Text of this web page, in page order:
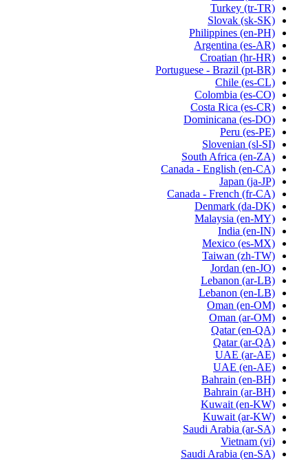
Turkey (tr-TR)
Slovak (sk-SK)
Philippines (en-PH)
Argentina (es-AR)
Croatian (hr-HR)
Portuguese - Brazil (pt-BR)
Chile (es-CL)
Colombia (es-CO)
Costa Rica (es-CR)
Dominicana (es-DO)
Peru (es-PE)
Slovenian (sl-SI)
South Africa (en-ZA)
Canada - English (en-CA)
Japan (ja-JP)
Canada - French (fr-CA)
Denmark (da-DK)
Malaysia (en-MY)
India (en-IN)
Mexico (es-MX)
Taiwan (zh-TW)
Jordan (en-JO)
Lebanon (ar-LB)
Lebanon (en-LB)
Oman (en-OM)
Oman (ar-OM)
Qatar (en-QA)
Qatar (ar-QA)
UAE (ar-AE)
UAE (en-AE)
Bahrain (en-BH)
Bahrain (ar-BH)
Kuwait (en-KW)
Kuwait (ar-KW)
Saudi Arabia (ar-SA)
Vietnam (vi)
Saudi Arabia (en-SA)